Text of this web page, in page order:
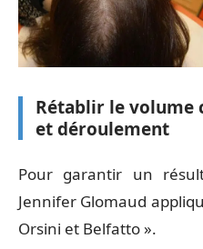
Rétablir le volume
et déroulement
Pour garantir un
Jennifer Glomaud
Orsini et Belfatto ».